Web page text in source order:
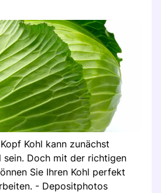
Kohl kann zunächst
sein. Doch mit der richtigen
Sie Ihren Kohl perfekt
- Depositphotos